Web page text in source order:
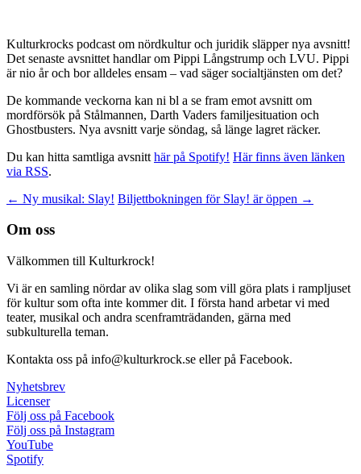
Kulturkrocks podcast om nördkultur och juridik släpper nya avsnitt!
Det senaste avsnittet handlar om Pippi Långstrump och LVU. Pippi
är nio år och bor alldeles ensam – vad säger socialtjänsten om det?
De kommande veckorna kan ni bl a se fram emot avsnitt om
mordförsök på Stålmannen, Darth Vaders familjesituation och
Ghostbusters. Nya avsnitt varje söndag, så länge lagret räcker.
Du kan hitta samtliga avsnitt här på Spotify! Här finns även länken
via RSS.
Inläggsnavigering
← Ny musikal: Slay! Biljettbokningen för Slay! är öppen →
Om oss
Välkommen till Kulturkrock!
Vi är en samling nördar av olika slag som vill göra plats i rampljuset
för kultur som ofta inte kommer dit. I första hand arbetar vi med
teater, musikal och andra scenframträdanden, gärna med
subkulturella teman.
Kontakta oss på info@kulturkrock.se eller på Facebook.
Nyhetsbrev
Licenser
Följ oss på Facebook
Följ oss på Instagram
YouTube
Spotify